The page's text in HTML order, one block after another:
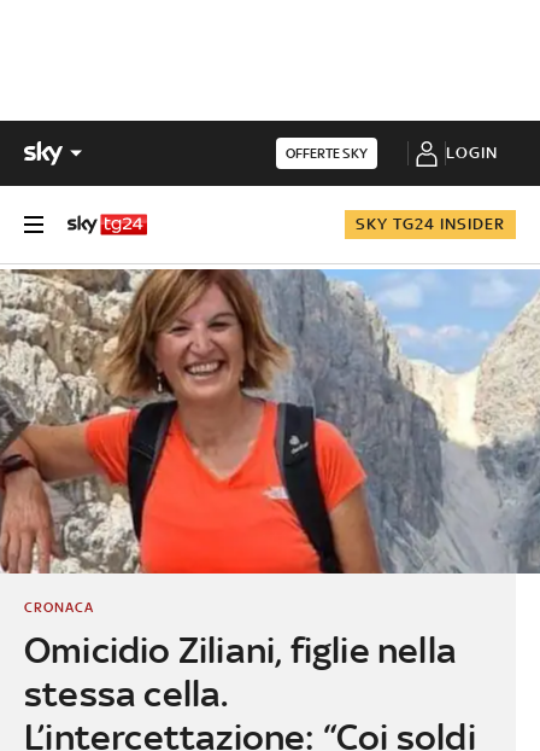
OFFERTE SKY LOGIN
SKY TG24 INSIDER
Omicidio Ziliani, figlie nella
stessa cella.
L’intercettazione: “Coi soldi
CRONACA